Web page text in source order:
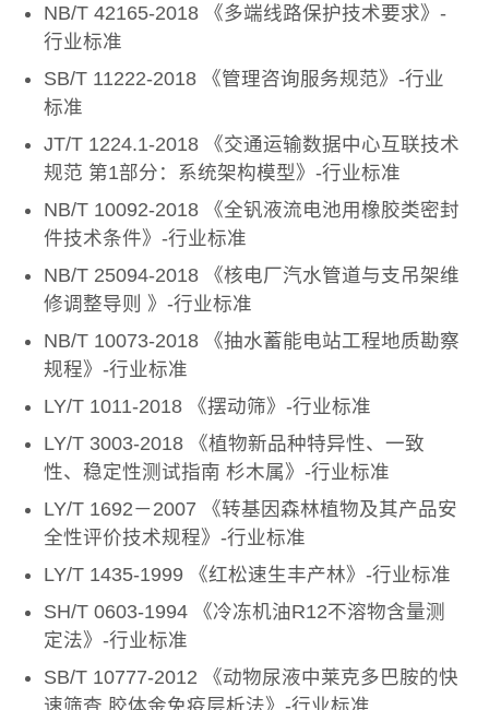
NB/T 42165-2018 《多端线路保护技术要求》-
行业标准
SB/T 11222-2018 《管理咨询服务规范》-行业
标准
JT/T 1224.1-2018 《交通运输数据中心互联技术
规范 第1部分：系统架构模型》-行业标准
NB/T 10092-2018 《全钒液流电池用橡胶类密封
件技术条件》-行业标准
NB/T 25094-2018 《核电厂汽水管道与支吊架维
修调整导则 》-行业标准
NB/T 10073-2018 《抽水蓄能电站工程地质勘察
规程》-行业标准
LY/T 1011-2018 《摆动筛》-行业标准
LY/T 3003-2018 《植物新品种特异性、一致
性、稳定性测试指南 杉木属》-行业标准
LY/T 1692－2007 《转基因森林植物及其产品安
全性评价技术规程》-行业标准
LY/T 1435-1999 《红松速生丰产林》-行业标准
SH/T 0603-1994 《冷冻机油R12不溶物含量测
定法》-行业标准
SB/T 10777-2012 《动物尿液中莱克多巴胺的快
速筛查 胶体金免疫层析法》-行业标准